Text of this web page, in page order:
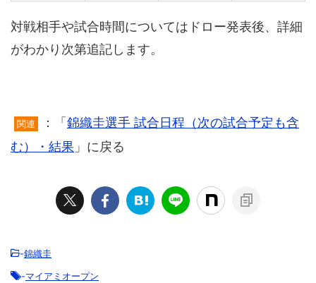
対戦相手や試合時間についてはドロー発表後、詳細
がわかり次第追記します。
関連 ：「 錦織圭選手 試合日程（次の試合予定も含
む）・結果 」に戻る
-錦織圭
-マイアミオープン